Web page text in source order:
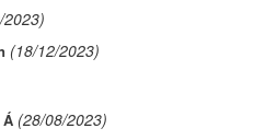
2023)
(18/12/2023)
Á (28/08/2023)